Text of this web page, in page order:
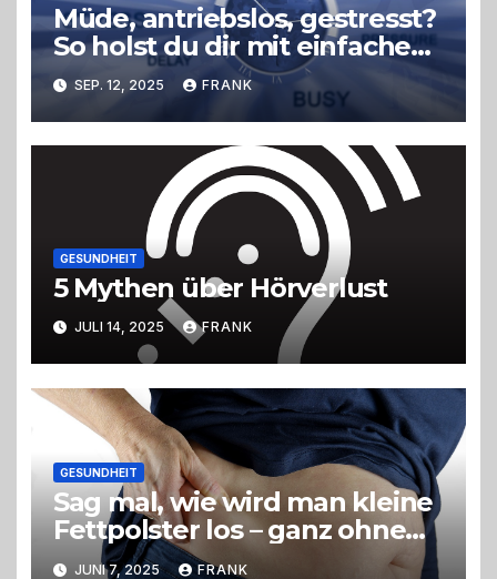
Müde, antriebslos, gestresst?
So holst du dir mit einfachen
Tricks neue Energie zurück –
ohne radikale
Veränderungen
SEP. 12, 2025 FRANK
GESUNDHEIT
5 Mythen über Hörverlust
JULI 14, 2025 FRANK
GESUNDHEIT
Sag mal, wie wird man kleine
Fettpolster los – ganz ohne
OP?
JUNI 7, 2025 FRANK